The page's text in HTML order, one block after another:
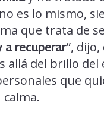
es lo mismo,
que trata de
a recuperar”,
allá del brillo del
que